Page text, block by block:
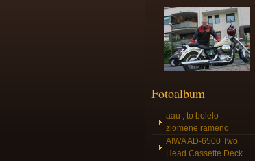
Fotoalbum
aau , to bolelo -
zlomene rameno
AIWA AD-6500 Two
Head Cassette Deck